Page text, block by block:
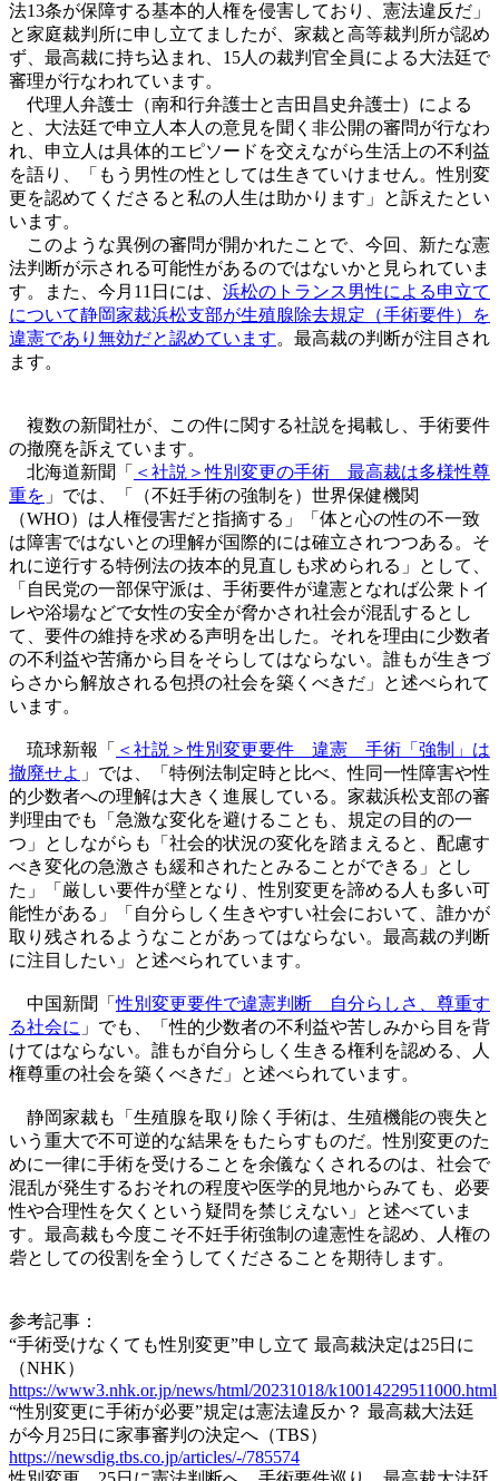
法13条が保障する基本的人権を侵害しており、憲法違反だ」
と家庭裁判所に申し立てましたが、家裁と高等裁判所が認め
ず、最高裁に持ち込まれ、15人の裁判官全員による大法廷で
審理が行なわれています。
代理人弁護士（南和行弁護士と吉田昌史弁護士）による
と、大法廷で申立人本人の意見を聞く非公開の審問が行なわ
れ、申立人は具体的エピソードを交えながら生活上の不利益
を語り、「もう男性の性としては生きていけません。性別変
更を認めてくださると私の人生は助かります」と訴えたとい
います。
このような異例の審問が開かれたことで、今回、新たな憲
法判断が示される可能性があるのではないかと見られていま
す。また、今月11日には、 浜松のトランス男性による申立て
について静岡家裁浜松支部が生殖腺除去規定（手術要件）を
違憲であり無効だと認めています。最高裁の判断が注目され
ます。
複数の新聞社が、この件に関する社説を掲載し、手術要件
の撤廃を訴えています。
北海道新聞「 ＜社説＞性別変更の手術 最高裁は多様性尊
重を 」では、「（不妊手術の強制を）世界保健機関
（WHO）は人権侵害だと指摘する」「体と心の性の不一致
は障害ではないとの理解が国際的には確立されつつある。そ
れに逆行する特例法の抜本的見直しも求められる」として、
「自民党の一部保守派は、手術要件が違憲となれば公衆トイ
レや浴場などで女性の安全が脅かされ社会が混乱するとし
て、要件の維持を求める声明を出した。それを理由に少数者
の不利益や苦痛から目をそらしてはならない。誰もが生きづ
らさから解放される包摂の社会を築くべきだ」と述べられて
います。
琉球新報「 ＜社説＞性別変更要件 違憲 手術「強制」は
撤廃せよ 」では、「特例法制定時と比べ、性同一性障害や性
的少数者への理解は大きく進展している。家裁浜松支部の審
判理由でも「急激な変化を避けることも、規定の目的の一
つ」としながらも「社会的状況の変化を踏まえると、配慮す
べき変化の急激さも緩和されたとみることができる」とし
た」「厳しい要件が壁となり、性別変更を諦める人も多い可
能性がある」「自分らしく生きやすい社会において、誰かが
取り残されるようなことがあってはならない。最高裁の判断
に注目したい」と述べられています。
中国新聞「性別変更要件で違憲判断 自分らしさ、尊重す
る社会に 」でも、「性的少数者の不利益や苦しみから目を背
けてはならない。誰もが自分らしく生きる権利を認める、人
権尊重の社会を築くべきだ」と述べられています。
静岡家裁も「生殖腺を取り除く手術は、生殖機能の喪失と
いう重大で不可逆的な結果をもたらすものだ。性別変更のた
めに一律に手術を受けることを余儀なくされるのは、社会で
混乱が発生するおそれの程度や医学的見地からみても、必要
性や合理性を欠くという疑問を禁じえない」と述べていま
す。最高裁も今度こそ不妊手術強制の違憲性を認め、人権の
砦としての役割を全うしてくださることを期待します。
参考記事：
“手術受けなくても性別変更”申し立て 最高裁決定は25日に
（NHK）
https://www3.nhk.or.jp/news/html/20231018/k10014229511000.html
“性別変更に手術が必要”規定は憲法違反か？ 最高裁大法廷
が今月25日に家事審判の決定へ（TBS）
https://newsdig.tbs.co.jp/articles/-/785574